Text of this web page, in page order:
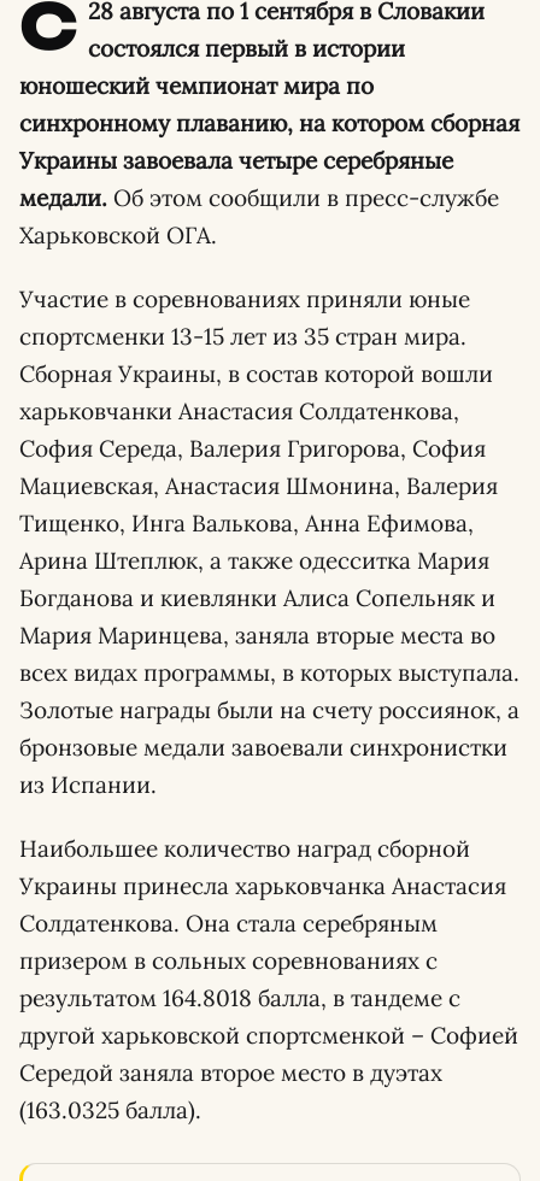
С 28 августа по 1 сентября в Словакии
состоялся первый в истории
юношеский чемпионат мира по
синхронному плаванию, на котором сборная
Украины завоевала четыре серебряные
медали. Об этом сообщили в пресс-службе
Харьковской ОГА.
Участие в соревнованиях приняли юные
спортсменки 13-15 лет из 35 стран мира.
Сборная Украины, в состав которой вошли
харьковчанки Анастасия Солдатенкова,
София Середа, Валерия Григорова, София
Мациевская, Анастасия Шмонина, Валерия
Тищенко, Инга Валькова, Анна Ефимова,
Арина Штеплюк, а также одесситка Мария
Богданова и киевлянки Алиса Сопельняк и
Мария Маринцева, заняла вторые места во
всех видах программы, в которых выступала.
Золотые награды были на счету россиянок, а
бронзовые медали завоевали синхронистки
из Испании.
Наибольшее количество наград сборной
Украины принесла харьковчанка Анастасия
Солдатенкова. Она стала серебряным
призером в сольных соревнованиях с
результатом 164.8018 балла, в тандеме с
другой харьковской спортсменкой – Софией
Середой заняла второе место в дуэтах
(163.0325 балла).